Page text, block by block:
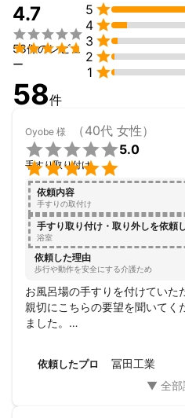
アピールポイント
安全第一、一期一会、を大切にし
岡山県内にて主に
エアコンクリーニング
ハウスクリーニング
洗濯機クリーニング
を行っている
冨田工業の
冨田と申します。
お気軽にご相談ください。
弊社のお値段設定はリーズナブルな
価格設定になっております。
お客様、御一人御一人にご満足頂
値段で施工致します。
値段で施工致します。
大切なお客様のお宅を
綺麗にし
心がけて施工を行っております。
4.7


58件のレビュ
ー
5 
4 
3 
2 
1 
58件
Oyobe 様 （40代 女性）


5.0
手すり取り付け
依頼内容
手すりの取付け
手すり取り付け・取り外しを依頼
浴室
依頼した理由
歩行や動作を安全にする介護ため
お風呂場の手すりを付けていた
親切にこちらの要望を聞いてく
ました。
かあったらぜひお願いします。
依頼したプロ 冨田工業